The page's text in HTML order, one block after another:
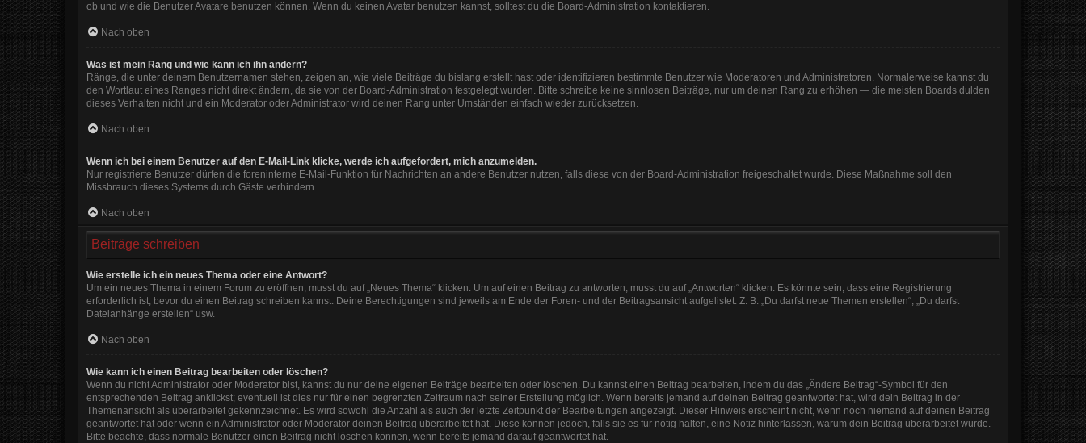
ob und wie die Benutzer Avatare benutzen können. Wenn du keinen Avatar benutzen kannst, solltest du die Board-Administration kontaktieren.
Nach oben
Was ist mein Rang und wie kann ich ihn ändern?
Ränge, die unter deinem Benutzernamen stehen, zeigen an, wie viele Beiträge du bislang erstellt hast oder identifizieren bestimmte Benutzer wie Moderatoren und Administratoren. Normalerweise kannst du
den Wortlaut eines Ranges nicht direkt ändern, da sie von der Board-Administration festgelegt wurden. Bitte schreibe keine sinnlosen Beiträge, nur um deinen Rang zu erhöhen — die meisten Boards dulden
dieses Verhalten nicht und ein Moderator oder Administrator wird deinen Rang unter Umständen einfach wieder zurücksetzen.
Nach oben
Wenn ich bei einem Benutzer auf den E-Mail-Link klicke, werde ich aufgefordert, mich anzumelden.
Nur registrierte Benutzer dürfen die foreninterne E-Mail-Funktion für Nachrichten an andere Benutzer nutzen, falls diese von der Board-Administration freigeschaltet wurde. Diese Maßnahme soll den
Missbrauch dieses Systems durch Gäste verhindern.
Nach oben
Beiträge schreiben
Wie erstelle ich ein neues Thema oder eine Antwort?
Um ein neues Thema in einem Forum zu eröffnen, musst du auf „Neues Thema“ klicken. Um auf einen Beitrag zu antworten, musst du auf „Antworten“ klicken. Es könnte sein, dass eine Registrierung
erforderlich ist, bevor du einen Beitrag schreiben kannst. Deine Berechtigungen sind jeweils am Ende der Foren- und der Beitragsansicht aufgelistet. Z. B. „Du darfst neue Themen erstellen“, „Du darfst
Dateianhänge erstellen“ usw.
Nach oben
Wie kann ich einen Beitrag bearbeiten oder löschen?
Wenn du nicht Administrator oder Moderator bist, kannst du nur deine eigenen Beiträge bearbeiten oder löschen. Du kannst einen Beitrag bearbeiten, indem du das „Ändere Beitrag“-Symbol für den
entsprechenden Beitrag anklickst; eventuell ist dies nur für einen begrenzten Zeitraum nach seiner Erstellung möglich. Wenn bereits jemand auf deinen Beitrag geantwortet hat, wird dein Beitrag in der
Themenansicht als überarbeitet gekennzeichnet. Es wird sowohl die Anzahl als auch der letzte Zeitpunkt der Bearbeitungen angezeigt. Dieser Hinweis erscheint nicht, wenn noch niemand auf deinen Beitrag
geantwortet hat oder wenn ein Administrator oder Moderator deinen Beitrag überarbeitet hat. Diese können jedoch, falls sie es für nötig halten, eine Notiz hinterlassen, warum dein Beitrag überarbeitet wurde.
Bitte beachte, dass normale Benutzer einen Beitrag nicht löschen können, wenn bereits jemand darauf geantwortet hat.